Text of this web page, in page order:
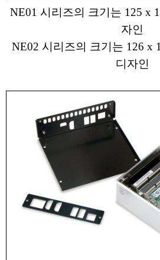
NE01 시리즈의 크기는 125 x
자인
NE02 시리즈의 크기는 126 x
디자인